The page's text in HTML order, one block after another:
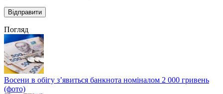
Погляд
Восени в обігу з’явиться банкнота номіналом 2 000 гривень
(фото)